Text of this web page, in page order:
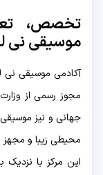
تخصص،
موسیقی نی
آکادمی موسیقی نی
مجوز رسمی از وزارت
جهانی و نیز
محیطی زیبا و مجهز
این مرکز با